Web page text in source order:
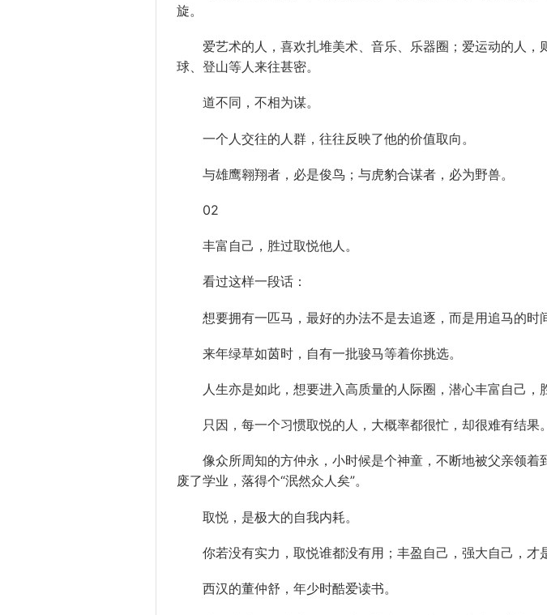
旋。
爱艺术的人，喜欢扎堆美术、音乐、乐器圈；爱运动的人，
球、登山等人来往甚密。
道不同，不相为谋。
一个人交往的人群，往往反映了他的价值取向。
与雄鹰翱翔者，必是俊鸟；与虎豹合谋者，必为野兽。
02
丰富自己，胜过取悦他人。
看过这样一段话：
想要拥有一匹马，最好的办法不是去追逐，而是用追马的时
来年绿草如茵时，自有一批骏马等着你挑选。
人生亦是如此，想要进入高质量的人际圈，潜心丰富自己，
只因，每一个习惯取悦的人，大概率都很忙，却很难有结果。
像众所周知的方仲永，小时候是个神童，不断地被父亲领着
废了学业，落得个“泯然众人矣”。
取悦，是极大的自我内耗。
你若没有实力，取悦谁都没有用；丰盈自己，强大自己，才
西汉的董仲舒 ，年少时酷爱读书。